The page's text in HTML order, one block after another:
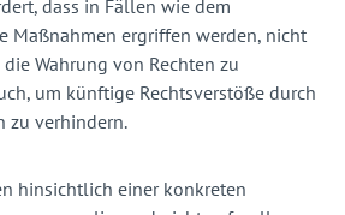
dass in Fällen wie dem
Maßnahmen ergriffen werden, nicht
Wahrung von Rechten zu
um künftige Rechtsverstöße durch
zu verhindern.
hinsichtlich einer konkreten